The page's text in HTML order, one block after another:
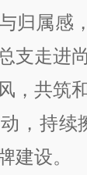
归属感
支走进
，共筑
，持续
建设。